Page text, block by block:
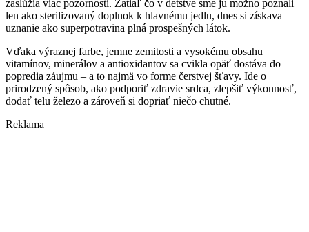
zaslúžia viac pozornosti. Zatiaľ čo v detstve sme ju možno poznali
len ako sterilizovaný doplnok k hlavnému jedlu, dnes si získava
uznanie ako superpotravina plná prospešných látok.
Vďaka výraznej farbe, jemne zemitosti a vysokému obsahu
vitamínov, minerálov a antioxidantov sa cvikla opäť dostáva do
popredia záujmu – a to najmä vo forme čerstvej šťavy. Ide o
prirodzený spôsob, ako podporiť zdravie srdca, zlepšiť výkonnosť,
dodať telu železo a zároveň si dopriať niečo chutné.
Reklama